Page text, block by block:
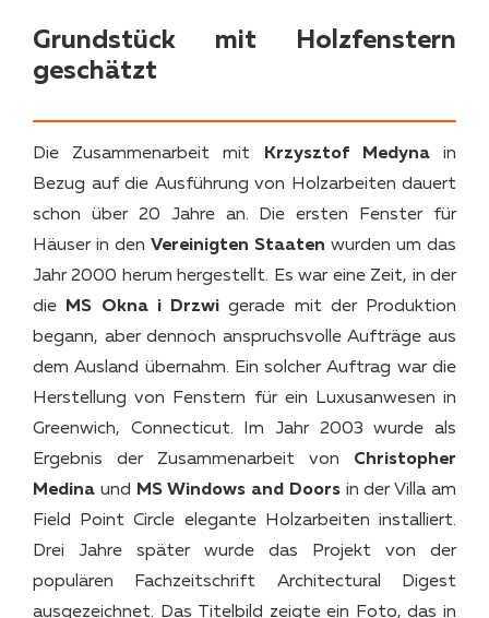
Grundstück mit Holzfenstern
geschätzt
Die Zusammenarbeit mit Krzysztof Medynain
Bezug auf die Ausführung von Holzarbeiten dauert
schon über 20 Jahre an. Die ersten Fenster für
Häuser in den Vereinigten Staaten wurden um das
Jahr 2000 herum hergestellt. Es war eine Zeit, in der
die
MS Okna i Drzwi gerade mit der Produktion
begann, aber dennoch anspruchsvolle Aufträge aus
dem Ausland übernahm. Ein solcher Auftrag war die
Herstellung von Fenstern für ein Luxusanwesen in
Greenwich, Connecticut. Im Jahr 2003 wurde als
Ergebnis der Zusammenarbeit von Christopher
Medina und MS Windows and Doorsin der Villa am
Field Point Circle elegante Holzarbeiten installiert.
Drei Jahre später wurde das Projekt von der
populären Fachzeitschrift Architectural Digest
ausgezeichnet. Das Titelbild zeigte ein Foto, das in